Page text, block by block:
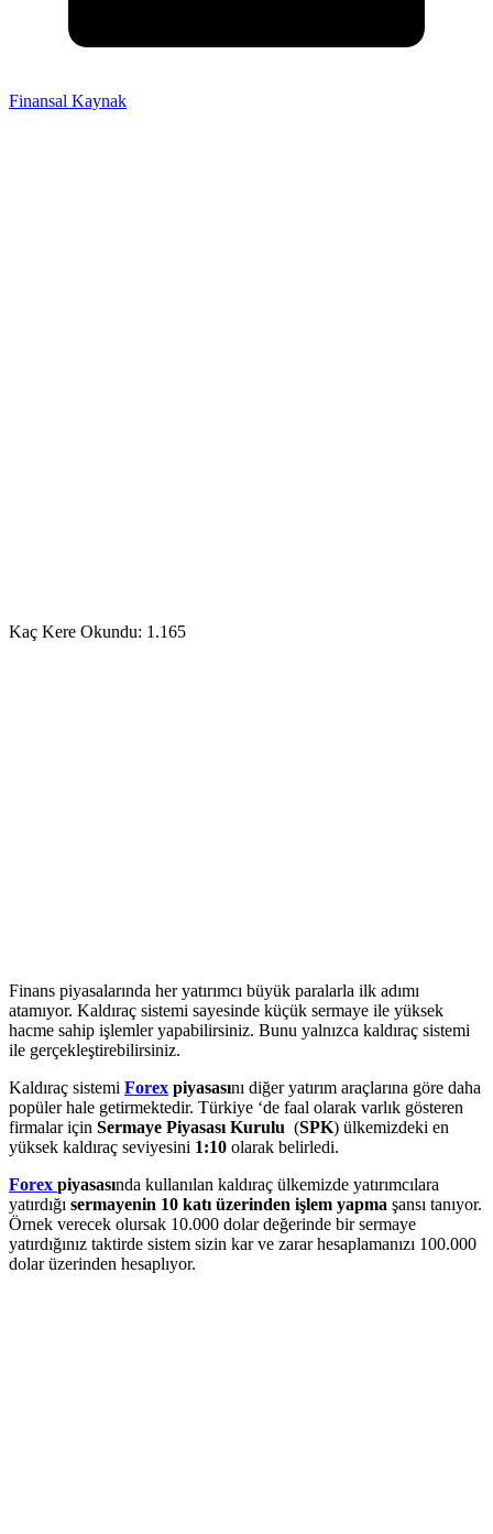
Finansal Kaynak
Kaç Kere Okundu: 1.165
Finans piyasalarında her yatırımcı büyük paralarla ilk adımı
atamıyor. Kaldıraç sistemi sayesinde küçük sermaye ile yüksek
hacme sahip işlemler yapabilirsiniz. Bunu yalnızca kaldıraç sistemi
ile gerçekleştirebilirsiniz.
Kaldıraç sistemi Forex piyasasını diğer yatırım araçlarına göre daha
popüler hale getirmektedir. Türkiye ‘de faal olarak varlık gösteren
firmalar için Sermaye Piyasası Kurulu (SPK) ülkemizdeki en
yüksek kaldıraç seviyesini 1:10 olarak belirledi.
Forex piyasasında kullanılan kaldıraç ülkemizde yatırımcılara
yatırdığı sermayenin 10 katı üzerinden işlem yapma şansı tanıyor.
Örnek verecek olursak 10.000 dolar değerinde bir sermaye
yatırdığınız taktirde sistem sizin kar ve zarar hesaplamanızı 100.000
dolar üzerinden hesaplıyor.